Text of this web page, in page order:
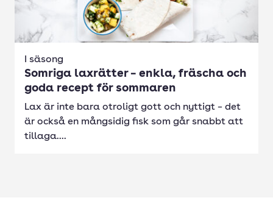
I säsong
Somriga laxrätter – enkla, fräscha och
goda recept för sommaren
Lax är inte bara otroligt gott och nyttigt – det
är också en mångsidig fisk som går snabbt att
tillaga....